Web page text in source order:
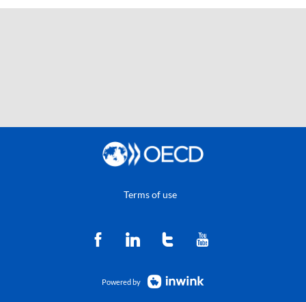
Terms of use
Powered by